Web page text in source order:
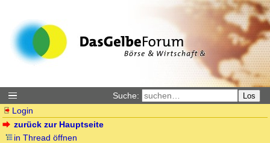
Suche: Los
Login
zurück zur Hauptseite
in Thread öffnen